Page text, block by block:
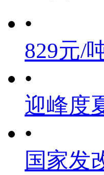
•
829元/
•
迎峰度
•
国家发